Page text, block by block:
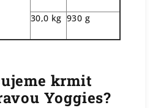
30,0 kg 930 g
krmit
Yoggies?